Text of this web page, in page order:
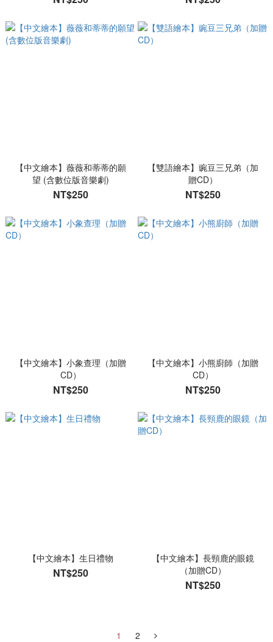
【中文繪本】薇薇和蒂蒂的願
望 (含數位版音樂劇)
NT$250
【雙語繪本】豌豆三兄弟（加
贈CD）
NT$250
【中文繪本】小象查理（加贈
CD）
NT$250
【中文繪本】小熊廚師（加贈
CD）
NT$250
【中文繪本】生日禮物
NT$250
【中文繪本】長頸鹿的眼鏡
（加贈CD）
NT$250
1 2